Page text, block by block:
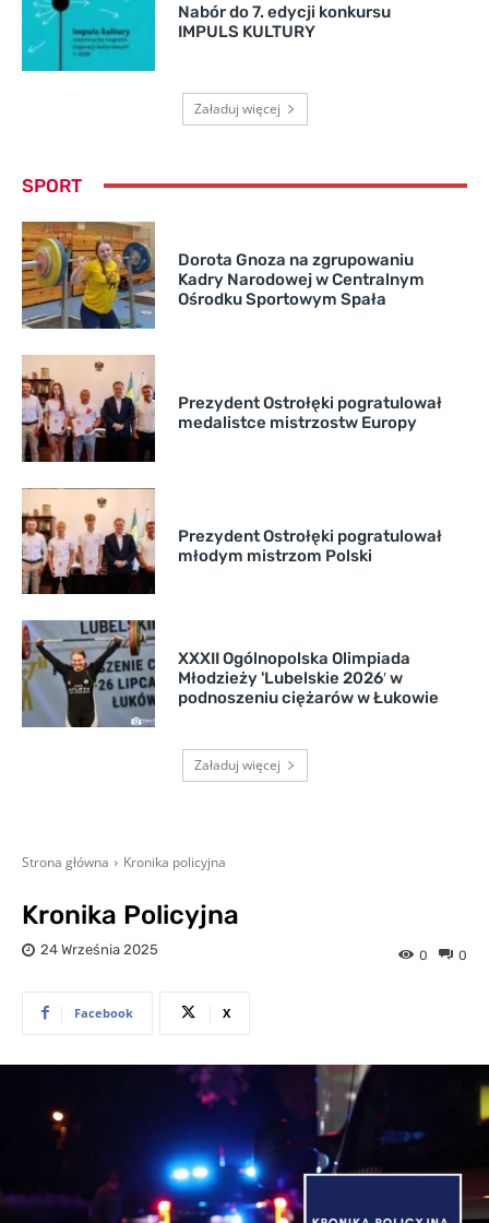
Nabór do 7. edycji konkursu
IMPULS KULTURY
Załaduj więcej
SPORT
Dorota Gnoza na zgrupowaniu
Kadry Narodowej w Centralnym
Ośrodku Sportowym Spała
Prezydent Ostrołęki pogratulował
medalistce mistrzostw Europy
Prezydent Ostrołęki pogratulował
młodym mistrzom Polski
XXXII Ogólnopolska Olimpiada
Młodzieży 'Lubelskie 2026′ w
podnoszeniu ciężarów w Łukowie
Załaduj więcej